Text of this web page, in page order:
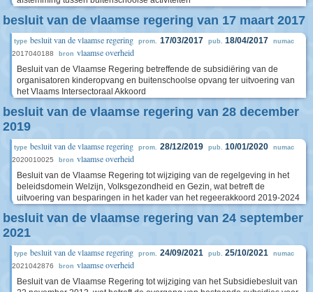
besluit van de vlaamse regering van 17 maart 2017
type besluit van de vlaamse regering prom. 17/03/2017 pub. 18/04/2017 numac
2017040188 bron vlaamse overheid
Besluit van de Vlaamse Regering betreffende de subsidiëring van de
organisatoren kinderopvang en buitenschoolse opvang ter uitvoering van
het Vlaams Intersectoraal Akkoord
besluit van de vlaamse regering van 28 december
2019
type besluit van de vlaamse regering prom. 28/12/2019 pub. 10/01/2020 numac
2020010025 bron vlaamse overheid
Besluit van de Vlaamse Regering tot wijziging van de regelgeving in het
beleidsdomein Welzijn, Volksgezondheid en Gezin, wat betreft de
uitvoering van besparingen in het kader van het regeerakkoord 2019-2024
besluit van de vlaamse regering van 24 september
2021
type besluit van de vlaamse regering prom. 24/09/2021 pub. 25/10/2021 numac
2021042876 bron vlaamse overheid
Besluit van de Vlaamse Regering tot wijziging van het Subsidiebesluit van